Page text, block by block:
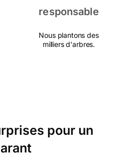
responsable
Nous plantons des
milliers d'arbres.
pour un